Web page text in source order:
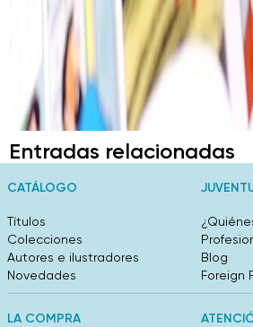
Entradas relacionadas
CATÁLOGO
Títulos
Colecciones
Autores e ilustradores
Novedades
Blog
Foreign
LA COMPRA